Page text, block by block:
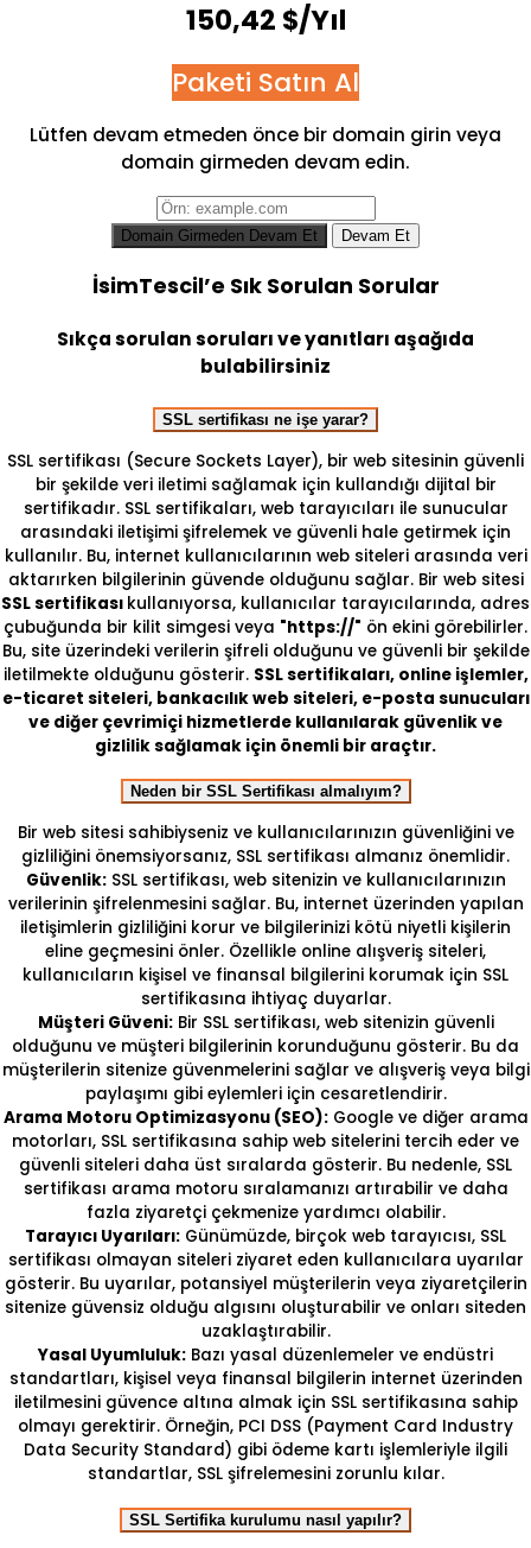
150,42 $/Yıl
Paketi Satın Al
Lütfen devam etmeden önce bir domain girin veya
domain girmeden devam edin.
Domain Girmeden Devam Et Devam Et
İsimTescil’e Sık Sorulan Sorular
Sıkça sorulan soruları ve yanıtları aşağıda
bulabilirsiniz
SSL sertifikası ne işe yarar?
SSL sertifikası (Secure Sockets Layer), bir web sitesinin güvenli
bir şekilde veri iletimi sağlamak için kullandığı dijital bir
sertifikadır. SSL sertifikaları, web tarayıcıları ile sunucular
arasındaki iletişimi şifrelemek ve güvenli hale getirmek için
kullanılır. Bu, internet kullanıcılarının web siteleri arasında veri
aktarırken bilgilerinin güvende olduğunu sağlar. Bir web sitesi
SSL sertifikası kullanıyorsa, kullanıcılar tarayıcılarında, adres
çubuğunda bir kilit simgesi veya "https://" ön ekini görebilirler.
Bu, site üzerindeki verilerin şifreli olduğunu ve güvenli bir şekilde
iletilmekte olduğunu gösterir. SSL sertifikaları, online işlemler,
e-ticaret siteleri, bankacılık web siteleri, e-posta sunucuları
ve diğer çevrimiçi hizmetlerde kullanılarak güvenlik ve
gizlilik sağlamak için önemli bir araçtır.
Neden bir SSL Sertifikası almalıyım?
Bir web sitesi sahibiyseniz ve kullanıcılarınızın güvenliğini ve
gizliliğini önemsiyorsanız, SSL sertifikası almanız önemlidir.
Güvenlik:SSL sertifikası, web sitenizin ve kullanıcılarınızın
verilerinin şifrelenmesini sağlar. Bu, internet üzerinden yapılan
iletişimlerin gizliliğini korur ve bilgilerinizi kötü niyetli kişilerin
eline geçmesini önler. Özellikle online alışveriş siteleri,
kullanıcıların kişisel ve finansal bilgilerini korumak için SSL
sertifikasına ihtiyaç duyarlar.
Müşteri Güveni:Bir SSL sertifikası, web sitenizin güvenli
olduğunu ve müşteri bilgilerinin korunduğunu gösterir. Bu da
müşterilerin sitenize güvenmelerini sağlar ve alışveriş veya bilgi
paylaşımı gibi eylemleri için cesaretlendirir.
Arama Motoru Optimizasyonu (SEO):Google ve diğer arama
motorları, SSL sertifikasına sahip web sitelerini tercih eder ve
güvenli siteleri daha üst sıralarda gösterir. Bu nedenle, SSL
sertifikası arama motoru sıralamanızı artırabilir ve daha
fazla ziyaretçi çekmenize yardımcı olabilir.
Tarayıcı Uyarıları: Günümüzde, birçok web tarayıcısı, SSL
sertifikası olmayan siteleri ziyaret eden kullanıcılara uyarılar
gösterir. Bu uyarılar, potansiyel müşterilerin veya ziyaretçilerin
sitenize güvensiz olduğu algısını oluşturabilir ve onları siteden
uzaklaştırabilir.
Yasal Uyumluluk: Bazı yasal düzenlemeler ve endüstri
standartları, kişisel veya finansal bilgilerin internet üzerinden
iletilmesini güvence altına almak için SSL sertifikasına sahip
olmayı gerektirir. Örneğin, PCI DSS (Payment Card Industry
Data Security Standard) gibi ödeme kartı işlemleriyle ilgili
standartlar, SSL şifrelemesini zorunlu kılar.
SSL Sertifika kurulumu nasıl yapılır?